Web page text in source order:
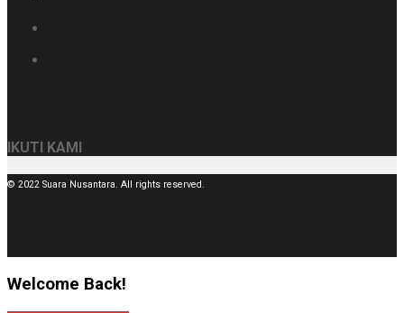
IKUTI KAMI
© 2022 Suara Nusantara. All rights reserved.
Welcome Back!